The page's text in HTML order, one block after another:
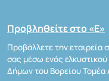
Προβληθείτε στο «Ε»
Προβάλλετε την εταιρεία
σας μέσω ενός
Δήμων του Βορείου Τομέα